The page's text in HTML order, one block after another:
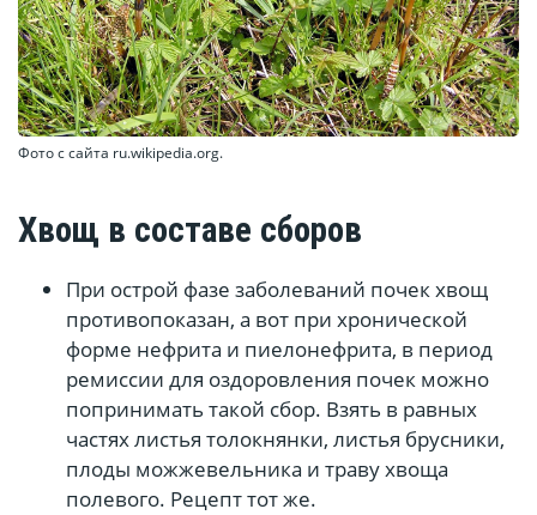
Фото с сайта ru.wikipedia.org.
Хвощ в составе сборов
При острой фазе заболеваний почек хвощ
противопоказан, а вот при хронической
форме нефрита и пиелонефрита, в период
ремиссии для оздоровления почек можно
попринимать такой сбор. Взять в равных
частях листья толокнянки, листья брусники,
плоды можжевельника и траву хвоща
полевого. Рецепт тот же.